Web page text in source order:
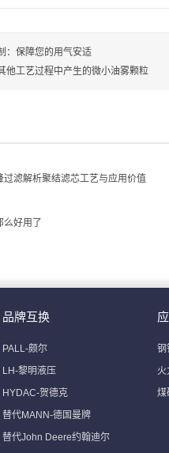
：保障您的用气安适
他工艺过程中产生的微小油雾颗粒
滤解析聚结滤芯工艺与应用价值
么好用了
品牌互换
PALL-颇尔
LH-黎明液压
HYDAC-贺德克
替代MANN-德国曼牌
替代John Deere约翰迪尔
钢
火
煤